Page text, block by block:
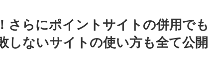
さらにポイントサイトの併用でも
しないサイトの使い方も全て公開